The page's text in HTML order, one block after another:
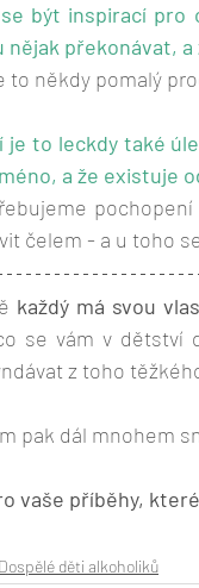
být inspirací
překonávat,
to někdy pomalý
je to leckdy také
a že existuje
čelem - a u toho
každý má svou
se vám v dětství
z toho
pak dál mnohem
vaše příběhy,
Dospělé děti alkoholiků